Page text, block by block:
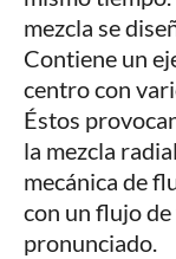
mezcla se
Contiene un
centro con
Éstos
la mezcla
mecánica de
con un flujo
pronunciado.